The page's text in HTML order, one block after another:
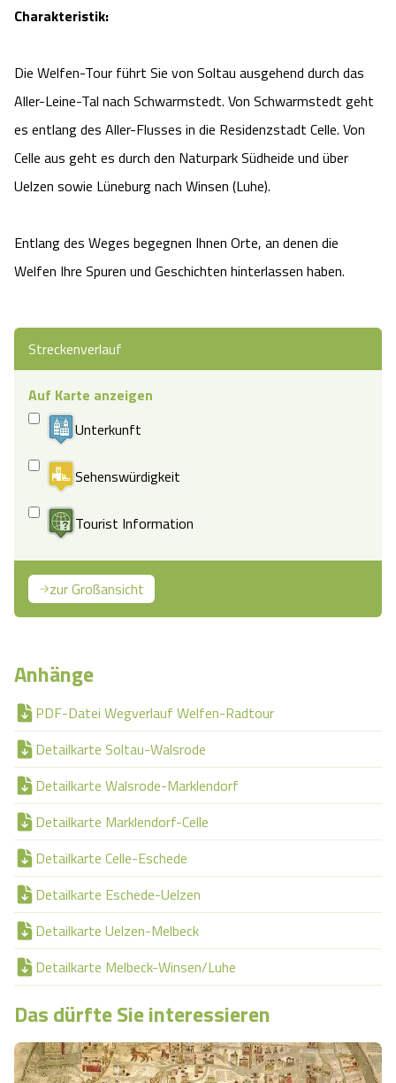
Charakteristik:
Die Welfen-Tour führt Sie von Soltau ausgehend durch das
Aller-Leine-Tal nach Schwarmstedt. Von Schwarmstedt geht
es entlang des Aller-Flusses in die Residenzstadt Celle. Von
Celle aus geht es durch den Naturpark Südheide und über
Uelzen sowie Lüneburg nach Winsen (Luhe).
Entlang des Weges begegnen Ihnen Orte, an denen die
Welfen Ihre Spuren und Geschichten hinterlassen haben.
Anhänge
PDF-Datei Wegverlauf Welfen-Radtour
Detailkarte Soltau-Walsrode
Detailkarte Walsrode-Marklendorf
Detailkarte Marklendorf-Celle
Detailkarte Celle-Eschede
Detailkarte Eschede-Uelzen
Detailkarte Uelzen-Melbeck
Detailkarte Melbeck-Winsen/Luhe
Das dürfte Sie interessieren
Streckenverlauf
Auf Karte anzeigen
Unterkunft
Sehenswürdigkeit
Tourist Information
zur Großansicht